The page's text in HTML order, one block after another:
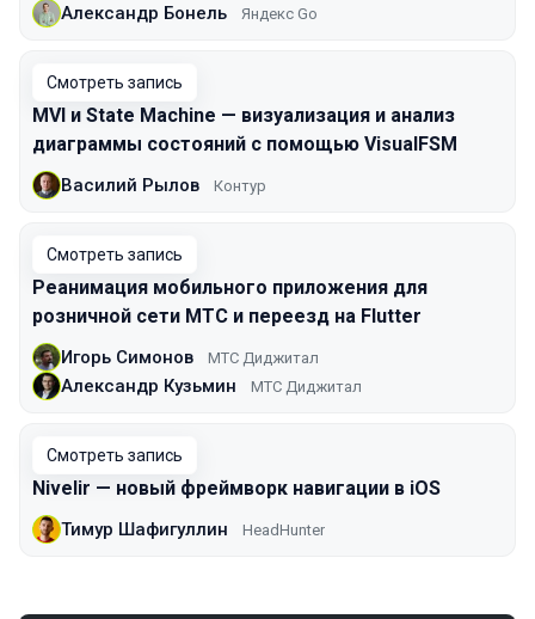
Александр Бонель Яндекс Go
Смотреть запись
MVI и State Machine — визуализация и анализ
диаграммы состояний с помощью VisualFSM
Василий Рылов Контур
Смотреть запись
Реанимация мобильного приложения для
розничной сети МТС и переезд на Flutter
Игорь Симонов МТС Диджитал
Александр Кузьмин МТС Диджитал
Смотреть запись
Nivelir — новый фреймворк навигации в iOS
Тимур Шафигуллин HeadHunter